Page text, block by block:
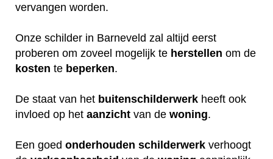
vervangen worden.
Onze schilder in Barneveld zal altijd eerst
proberen om zoveel mogelijk te herstellen om de
kosten te beperken.
De staat van het buitenschilderwerk heeft ook
invloed op het aanzicht van de woning.
Een goed onderhouden schilderwerk verhoogt